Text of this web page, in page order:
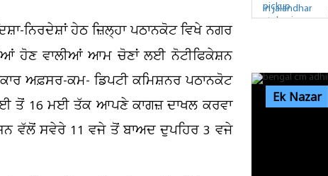
ਨਿਰਦੇਸ਼ਾਂ ਹੇਠ ਜ਼ਿਲ੍ਹਾ ਪਠਾਨਕੋਟ ਵਿਖੇ ਨਗਰ
ਹੋਣ ਵਾਲੀਆਂ ਆਮ ਚੋਣਾਂ ਲਈ ਨੋਟੀਫਿਕੇਸ਼ਨ
ਅਫ਼ਸਰ-ਕਮ- ਡਿਪਟੀ ਕਮਿਸ਼ਨਰ ਪਠਾਨਕੋਟ
ਤੋਂ 16 ਮਈ ਤੱਕ ਆਪਣੇ ਕਾਗਜ਼ ਦਾਖਲ ਕਰਵਾ
ਵੱਲੋਂ ਸਵੇਰੇ 11 ਵਜੇ ਤੋਂ ਬਾਅਦ ਦੁਪਹਿਰ 3 ਵਜੇ
Ek Nazar